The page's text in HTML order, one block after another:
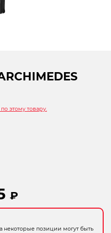
этому товару.
₽
некоторые позиции могут быть